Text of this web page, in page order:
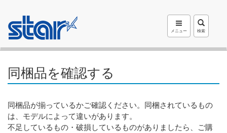
検索
メニュー
同梱品を確認する
同梱品が揃っているかご確認ください。同梱されているもの
は、モデルによって違いがあります。
不足しているもの・破損しているものがありましたら、ご購